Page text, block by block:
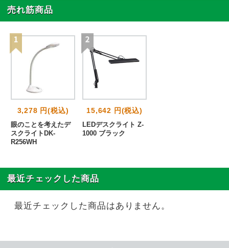
売れ筋商品
3,278 円(税込)
眼のことを考えたデ
スクライトDK-
R256WH
15,642 円(税込)
LEDデスクライト Z-
1000 ブラック
最近チェックした商品
最近チェックした商品はありません。